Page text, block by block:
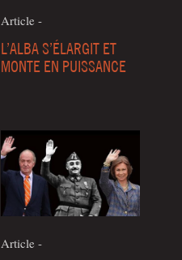
Article -
L’ALBA S’ÉLARGIT ET
MONTE EN PUISSANCE
Article -